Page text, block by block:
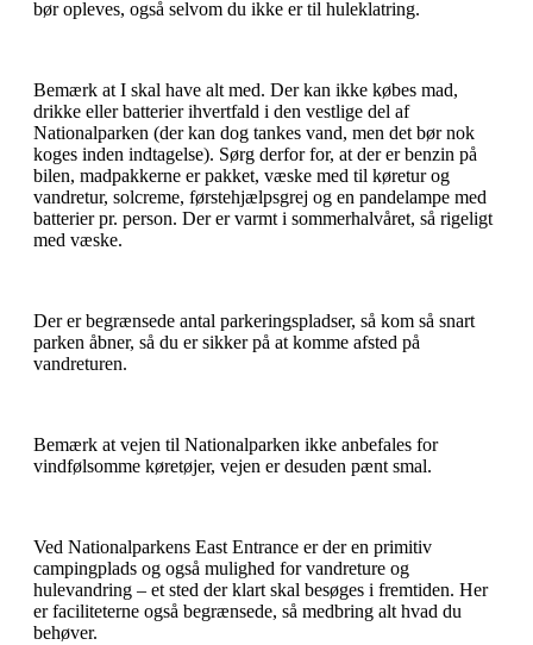
bør opleves, også selvom du ikke er til huleklatring.
Bemærk at I skal have alt med. Der kan ikke købes mad,
drikke eller batterier ihvertfald i den vestlige del af
Nationalparken (der kan dog tankes vand, men det bør nok
koges inden indtagelse). Sørg derfor for, at der er benzin på
bilen, madpakkerne er pakket, væske med til køretur og
vandretur, solcreme, førstehjælpsgrej og en pandelampe med
batterier pr. person. Der er varmt i sommerhalvåret, så rigeligt
med væske.
Der er begrænsede antal parkeringspladser, så kom så snart
parken åbner, så du er sikker på at komme afsted på
vandreturen.
Bemærk at vejen til Nationalparken ikke anbefales for
vindfølsomme køretøjer, vejen er desuden pænt smal.
Ved Nationalparkens East Entrance er der en primitiv
campingplads og også mulighed for vandreture og
hulevandring – et sted der klart skal besøges i fremtiden. Her
er faciliteterne også begrænsede, så medbring alt hvad du
behøver.